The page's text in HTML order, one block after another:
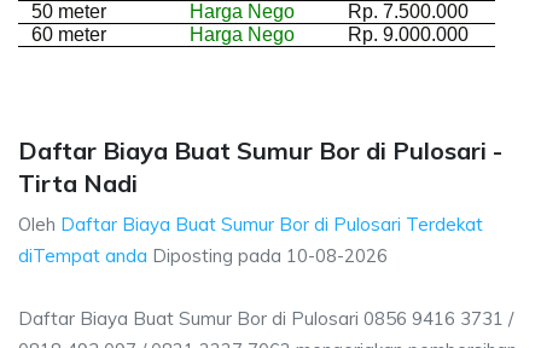
50 meter
Harga Nego
Rp. 7.500.000
60 meter
Harga Nego Rp. 9.000.000
Daftar Biaya Buat Sumur Bor di Pulosari -
Tirta Nadi
Oleh Daftar Biaya Buat Sumur Bor di Pulosari Terdekat
diTempat anda Diposting pada 10-08-2026
Daftar Biaya Buat Sumur Bor di Pulosari 0856 9416 3731 /